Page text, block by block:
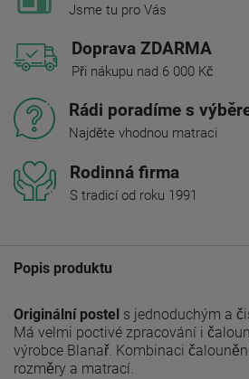
Jsme tu pro Vás
Doprava ZDARMA
Při nákupu nad 6 000 Kč
Rádi poradíme s
Najděte vhodnou matraci
Rodinná firma
S tradicí od roku 1991
Popis produktu
Originální postel s jednoduchým a
Má velmi poctivé zpracování i
výrobce Blanař. Kombinaci
rozměry a matrací.